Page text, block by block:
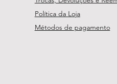
Política da Loja
Métodos de pagamento